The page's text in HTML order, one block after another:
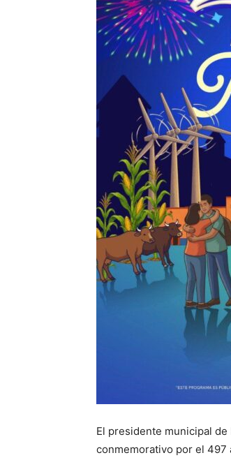
El presidente municipal
conmemorativo por el 497